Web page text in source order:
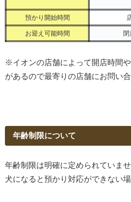
預かり開始時間
お迎え可能時間 閉
※イオンの店舗によって開店時間
があるので最寄りの店舗にお問い
年齢制限について
年齢制限は明確に定められていま
犬になると預かり対応ができない場